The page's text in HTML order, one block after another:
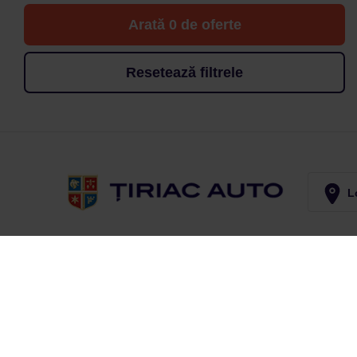
Arată 0 de oferte
Resetează filtrele